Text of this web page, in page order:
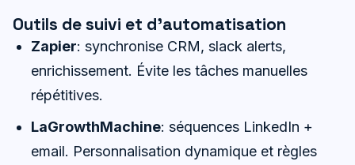
Outils de suivi et d’automatisation
Zapier: synchronise CRM, slack alerts,
enrichissement. Évite les tâches manuelles
répétitives.
LaGrowthMachine: séquences LinkedIn +
email. Personnalisation dynamique et règles